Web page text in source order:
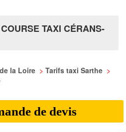
TAXI CÉRANS-
la Loire > Tarifs taxi Sarthe >
de devis